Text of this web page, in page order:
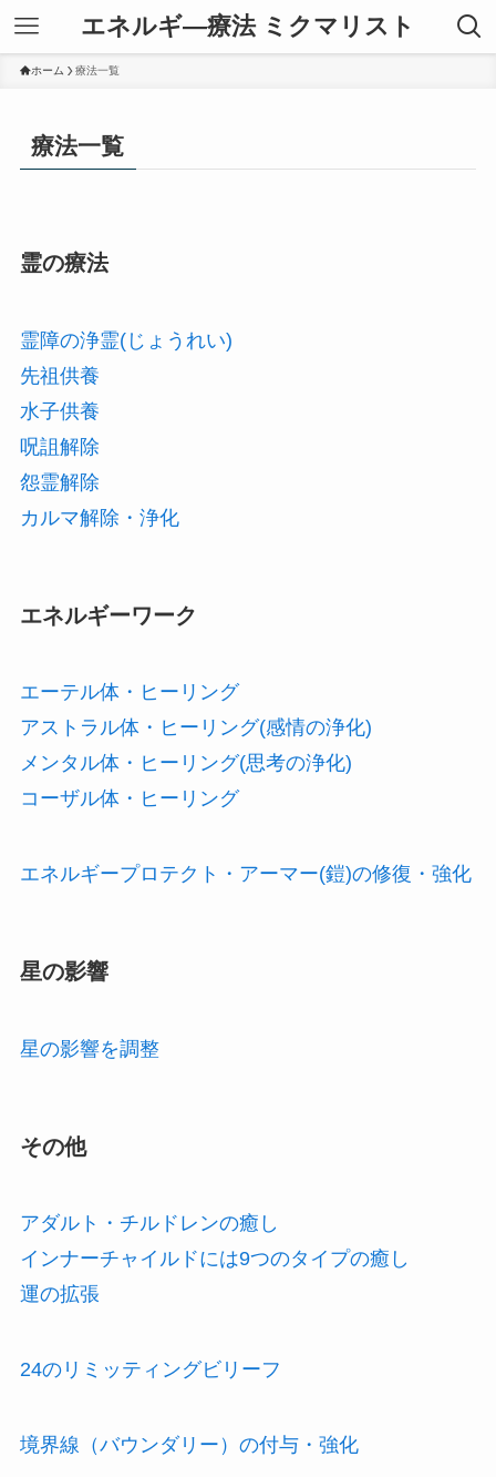
エネルギ―療法 ミクマリスト
ホーム 療法一覧
療法一覧
霊の療法
霊障の浄霊(じょうれい)
先祖供養
水子供養
呪詛解除
怨霊解除
カルマ解除・浄化
エネルギーワーク
エーテル体・ヒーリング
アストラル体・ヒーリング(感情の浄化)
メンタル体・ヒーリング(思考の浄化)
コーザル体・ヒーリング
エネルギープロテクト・アーマー(鎧)の修復・強化
星の影響
星の影響を調整
その他
アダルト・チルドレンの癒し
インナーチャイルドには9つのタイプの癒し
運の拡張
24のリミッティングビリーフ
境界線（バウンダリー）の付与・強化